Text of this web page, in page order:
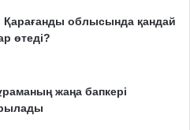
Қарағанды облысында қандай
өтеді?
жаңа бапкері